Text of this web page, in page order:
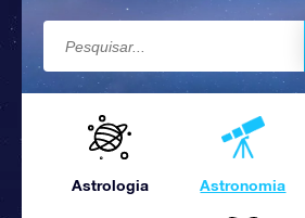
Astrologia Astronomia